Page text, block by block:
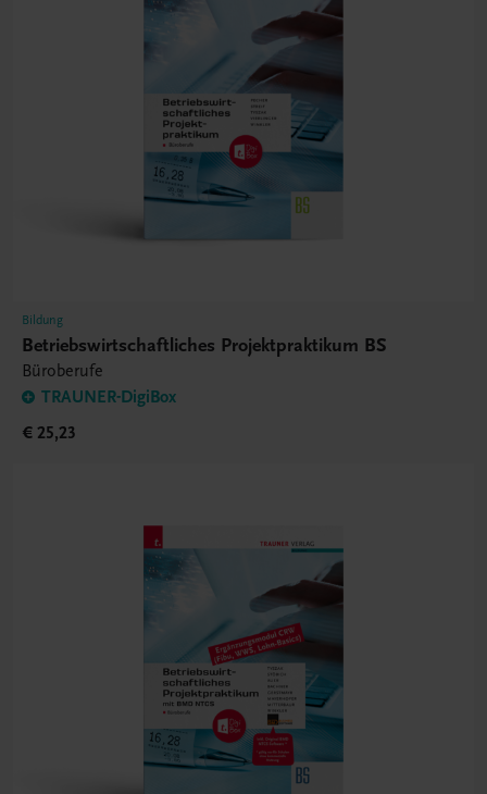
Bildung
Betriebswirtschaftliches Projektpraktikum BS
Büroberufe
TRAUNER-DigiBox
€ 25,23